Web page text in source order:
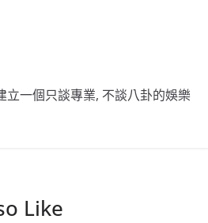
立一個只談專業, 不談八卦的娛樂
Like